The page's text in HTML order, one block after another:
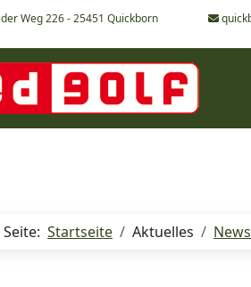
Weg 226 - 25451 Quickborn
Startseite Aktuelles News